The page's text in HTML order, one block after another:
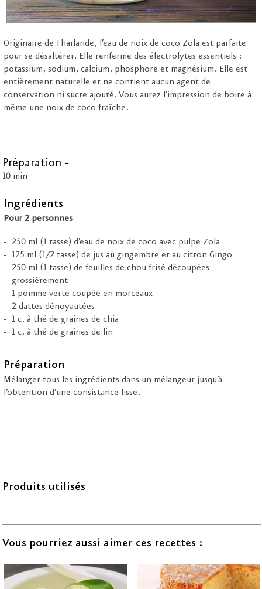
Originaire de Thaïlande, l’eau de noix de coco Zola est parfaite
pour se désaltérer. Elle renferme des électrolytes essentiels :
potassium, sodium, calcium, phosphore et magnésium. Elle est
entièrement naturelle et ne contient aucun agent de
conservation ni sucre ajouté. Vous aurez l’impression de boire à
même une noix de coco fraîche.
Préparation -
10 min
Ingrédients
Pour 2 personnes
250 ml (1 tasse) d’eau de noix de coco avec pulpe Zola
125 ml (1/2 tasse) de jus au gingembre et au citron Gingo
250 ml (1 tasse) de feuilles de chou frisé découpées
grossièrement
1 pomme verte coupée en morceaux
2 dattes dénoyautées
1 c. à thé de graines de chia
1 c. à thé de graines de lin
Préparation
Mélanger tous les ingrédients dans un mélangeur jusqu’à
l’obtention d’une consistance lisse.
Produits utilisés
Vous pourriez aussi aimer ces recettes :